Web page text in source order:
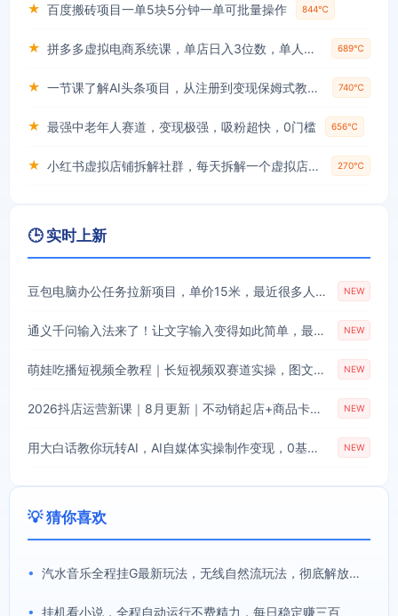
★ 百度搬砖项目一单5块5分钟一单可批量操作 844℃
★ 拼多多虚拟电商系统课，单店日入3位数，单人可管理3-8家店【附货源】 689℃
★ 一节课了解AI头条项目，从注册到变现保姆式教学，零基础可以操作【揭秘】 740℃
★ 最强中老年人赛道，变现极强，吸粉超快，0门槛 656℃
★ 小红书虚拟店铺拆解社群，每天拆解一个虚拟店，简单实用(赠送小红书虚拟教程) 270℃
🕒 实时上新
豆包电脑办公任务拉新项目，单价15米，最近很多人爆单，收入好几W，转化率超高，达人闭眼冲！(更新0808) NEW
通义千问输入法来了！让文字输入变得如此简单，最快300字/分，AI自动润色，说话秒变工整文字 NEW
萌娃吃播短视频全教程｜长短视频双赛道实操，图文+视频零基础保姆式教学，伙伴计划-收徒-商单等多种变现方式 NEW
2026抖店运营新课｜8月更新｜不动销起店+商品卡爆发｜达人玩法+店群批量复制｜轻松玩转抖音小店全域流量 NEW
用大白话教你玩转AI，AI自媒体实操制作变现，0基础也能上手，从内容到变现 NEW
💡 猜你喜欢
• 汽水音乐全程挂G最新玩法，无线自然流玩法，彻底解放双手，日入500+，可批量矩阵【揭秘】
• 挂机看小说，全程自动运行不费精力，每日稳定赚三百